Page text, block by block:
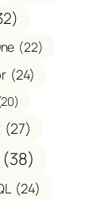
(22)
(24)
(27)
(38)
(24)